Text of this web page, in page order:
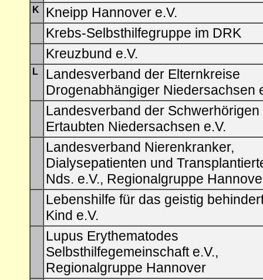
K
Kneipp Hannover e.V.
Krebs-Selbsthilfegruppe im DRK
Kreuzbund e.V.
L
Landesverband der Elternkreise
Drogenabhängiger Niedersachsen
Landesverband der Schwerhörigen
Ertaubten Niedersachsen e.V.
Landesverband Nierenkranker,
Dialysepatienten und
Nds. e.V., Regionalgruppe
Lebenshilfe für das geistig
Kind e.V.
Lupus Erythematodes
Selbsthilfegemeinschaft e.V.,
Regionalgruppe Hannover